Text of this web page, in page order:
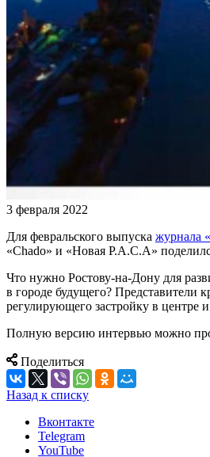
3 февраля 2022
Для февральского выпуска журнала
«Chado» и «Новая Р.А.С.А»
Что нужно Ростову-на-Дону для
в городе будущего? Представители
регулирующего застройку в центре
Полную версию интервью можно
Поделиться
Назад к списку
Вконтакте
Telegram
YouTube